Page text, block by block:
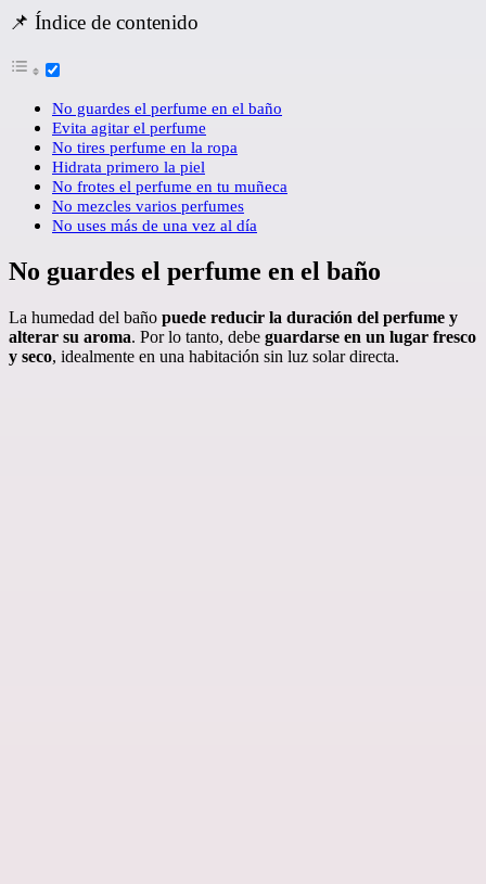
📌 Índice de contenido
No guardes el perfume en el baño
Evita agitar el perfume
No tires perfume en la ropa
Hidrata primero la piel
No frotes el perfume en tu muñeca
No mezcles varios perfumes
No uses más de una vez al día
No guardes el perfume en el baño
La humedad del baño puede reducir la duración del perfume y
alterar su aroma. Por lo tanto, debe guardarse en un lugar fresco
y seco, idealmente en una habitación sin luz solar directa.